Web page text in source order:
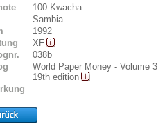
100 Kwacha
Sambia
1992
XF
038b
World Paper Money - Volume
19th edition